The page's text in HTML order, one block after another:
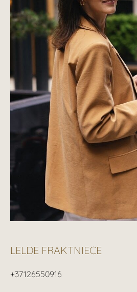
LELDE FRAKTNIECE
+37126550916